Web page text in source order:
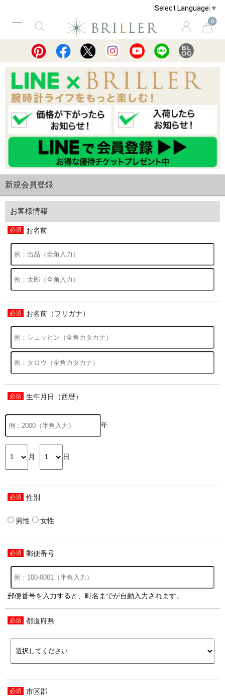
Select Language ▼
0
サービス ショッピングガイド 買取
新規会員登録
お客様情報
お名前
お名前（フリガナ）
生年月日（西暦）
年
月 日
性別
男性 女性
郵便番号
郵便番号を入力すると、町名までが自動入力されます。
都道府県
市区郡